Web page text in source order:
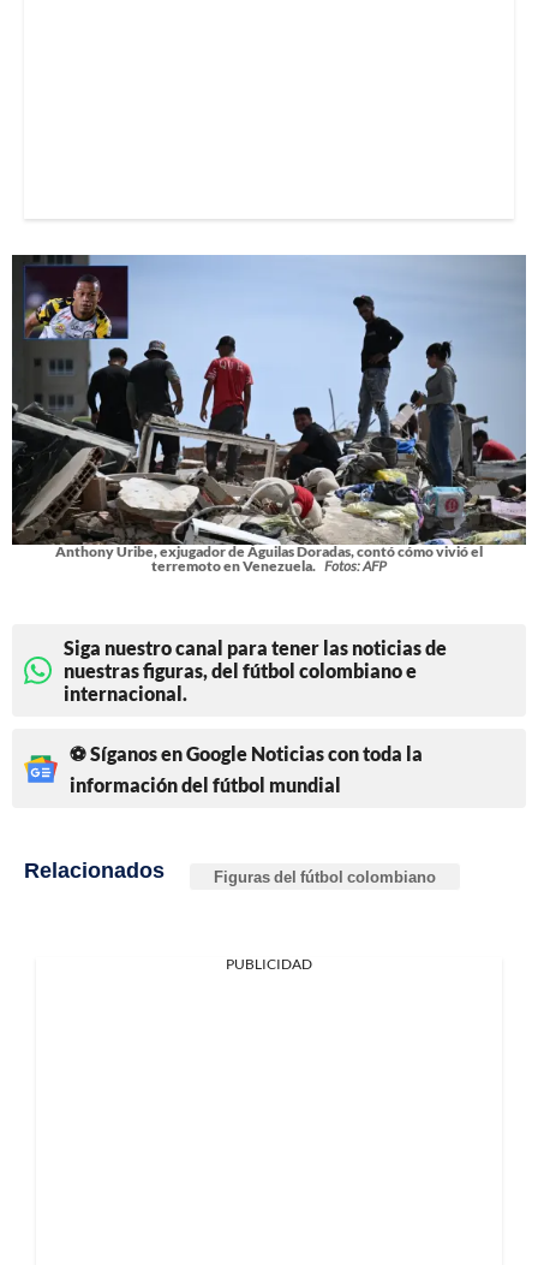
Anthony Uribe, exjugador de Águilas Doradas, contó cómo vivió el
terremoto en Venezuela. Fotos: AFP
Siga nuestro canal para tener las noticias de
nuestras figuras, del fútbol colombiano e
internacional.
⚽ Síganos en Google Noticias con toda la
información del fútbol mundial
Relacionados Figuras del fútbol colombiano
PUBLICIDAD